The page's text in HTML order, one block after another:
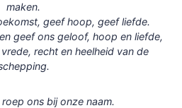
maken.
geef hoop, geef liefde.
geef ons geloof, hoop en liefde,
recht en heelheid van de
ons bij onze naam.